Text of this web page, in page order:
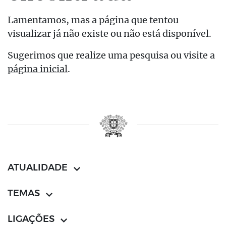
Lamentamos, mas a página que tentou
visualizar já não existe ou não está disponível.
Sugerimos que realize uma pesquisa ou visite a
página inicial.
ATUALIDADE
TEMAS
LIGAÇÕES